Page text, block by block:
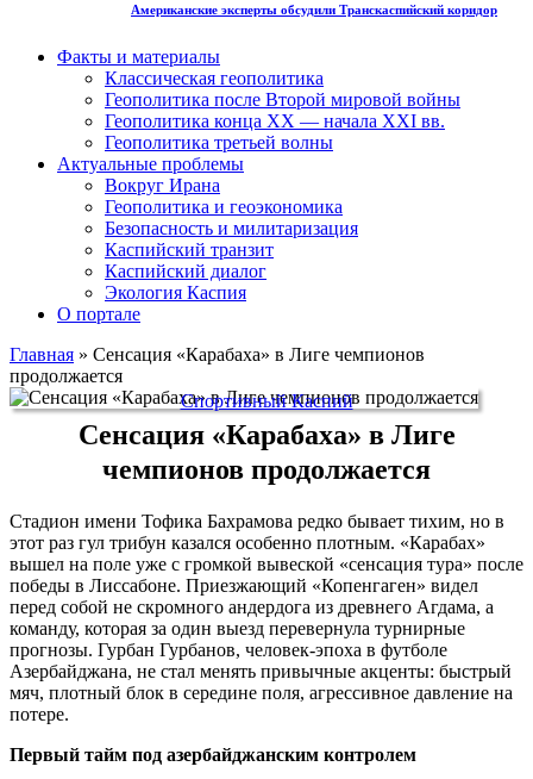
Американские эксперты обсудили Транскаспийский коридор
Факты и материалы
Классическая геополитика
Геополитика после Второй мировой войны
Геополитика конца XX — начала XXI вв.
Геополитика третьей волны
Актуальные проблемы
Вокруг Ирана
Геополитика и геоэкономика
Безопасность и милитаризация
Каспийский транзит
Каспийский диалог
Экология Каспия
О портале
Главная » Сенсация «Карабаха» в Лиге чемпионов
продолжается
Спортивный Каспий
Сенсация «Карабаха» в Лиге
чемпионов продолжается
Стадион имени Тофика Бахрамова редко бывает тихим, но в
этот раз гул трибун казался особенно плотным. «Карабах»
вышел на поле уже с громкой вывеской «сенсация тура» после
победы в Лиссабоне. Приезжающий «Копенгаген» видел
перед собой не скромного андердога из древнего Агдама, а
команду, которая за один выезд перевернула турнирные
прогнозы. Гурбан Гурбанов, человек-эпоха в футболе
Азербайджана, не стал менять привычные акценты: быстрый
мяч, плотный блок в середине поля, агрессивное давление на
потере.
Первый тайм под азербайджанским контролем